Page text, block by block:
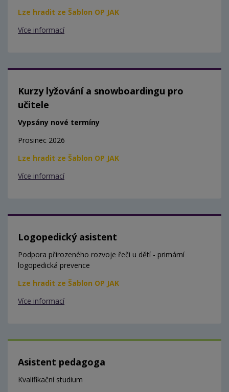
Lze hradit ze Šablon OP JAK
Více informací
Kurzy lyžování a snowboardingu pro
učitele
Vypsány nové termíny
Prosinec 2026
Lze hradit ze Šablon OP JAK
Více informací
Logopedický asistent
Podpora přirozeného rozvoje řeči u dětí - primární
logopedická prevence
Lze hradit ze Šablon OP JAK
Více informací
Asistent pedagoga
Kvalifikační studium